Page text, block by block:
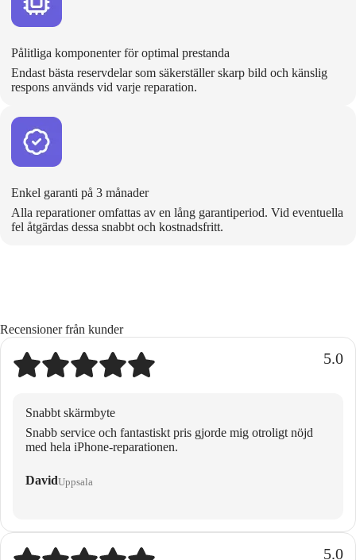
Pålitliga komponenter för optimal prestanda
Endast bästa reservdelar som säkerställer skarp bild och känslig
respons används vid varje reparation.
Enkel garanti på 3 månader
Alla reparationer omfattas av en lång garantiperiod. Vid eventuella
fel åtgärdas dessa snabbt och kostnadsfritt.
Recensioner från kunder
5.0
Snabbt skärmbyte
Snabb service och fantastiskt pris gjorde mig otroligt nöjd
med hela iPhone-reparationen.
DavidUppsala
5.0